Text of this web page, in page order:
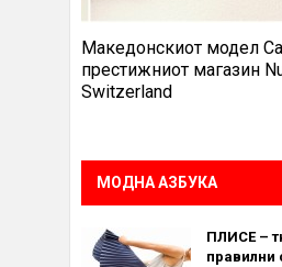
Македонскиот модел
престижниот магазин
Switzerland
МОДНА АЗБУКА
ПЛИСЕ –
правилни